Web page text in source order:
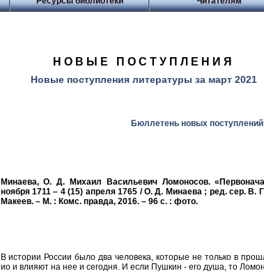
НОВЫЕ ПОСТУПЛЕНИЯ
Новые поступления литературы за март2021
Бюллетень новых
Минаева, О. Д. Михаил Васильевич Ломоносов.
ноября 1711 – 4 (15) апреля 1765 / О. Д. Минаева ; ред. сер. В.
Макеев. – М. : Комс. правда, 2016. – 96 с. : фото.
В истории России было два человека, которые не только в
ио и влияют на нее и сегодня. И если Пушкин - его душа, то